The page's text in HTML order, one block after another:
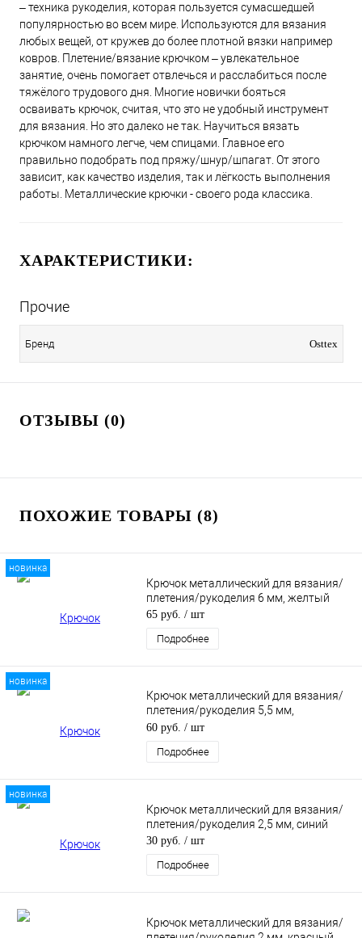
– техника рукоделия, которая пользуется сумасшедшей
популярностью во всем мире. Используются для вязания
любых вещей, от кружев до более плотной вязки например
ковров. Плетение/вязание крючком – увлекательное
занятие, очень помогает отвлечься и расслабиться после
тяжёлого трудового дня. Многие новички бояться
осваивать крючок, считая, что это не удобный инструмент
для вязания. Но это далеко не так. Научиться вязать
крючком намного легче, чем спицами. Главное его
правильно подобрать под пряжу/шнур/шпагат. От этого
зависит, как качество изделия, так и лёгкость выполнения
работы. Металлические крючки - своего рода классика.
ХАРАКТЕРИСТИКИ:
Прочие
Бренд Osttex
ОТЗЫВЫ (0)
ПОХОЖИЕ ТОВАРЫ (8)
новинка
Крючок металлический для вязания/
плетения/рукоделия 6 мм, желтый
65 руб. / шт
Подробнее
новинка
Крючок металлический для вязания/
плетения/рукоделия 5,5 мм,
оранжевый
60 руб. / шт
Подробнее
новинка
Крючок металлический для вязания/
плетения/рукоделия 2,5 мм, синий
30 руб. / шт
Подробнее
Крючок металлический для вязания/